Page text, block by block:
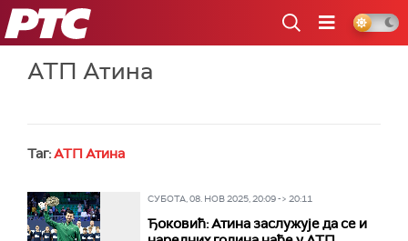
РТС
АТП Атина
Таг:АТП Атина
СУБОТА, 08. НОВ 2025, 20:09 -> 20:11
Ђоковић: Атина заслужује да се и